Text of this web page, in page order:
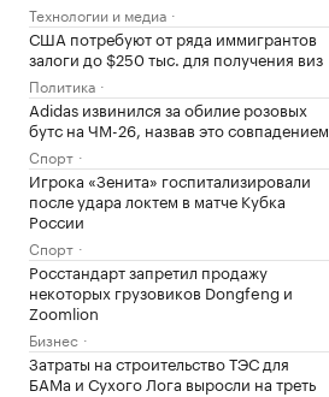
Технологии и медиа
США потребуют от ряда иммигрантов
залоги до $250 тыс. для получения виз
Политика
Adidas извинился за обилие розовых
бутс на ЧМ-26, назвав это совпадением
Спорт
Игрока «Зенита» госпитализировали
после удара локтем в матче Кубка
России
Спорт
Росстандарт запретил продажу
некоторых грузовиков Dongfeng и
Zoomlion
Бизнес
Затраты на строительство ТЭС для
БАМа и Сухого Лога выросли на треть